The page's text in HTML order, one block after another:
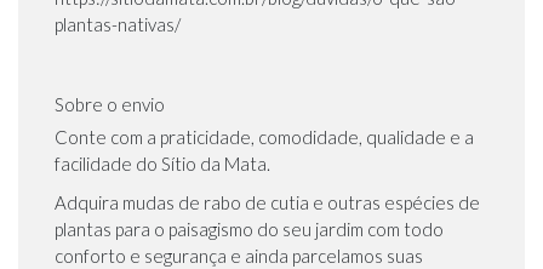
plantas-nativas/
Sobre o envio
Conte com a praticidade, comodidade, qualidade e a
facilidade do Sítio da Mata.
Adquira mudas de rabo de cutia e outras espécies de
plantas para o paisagismo do seu jardim com todo
conforto e segurança e ainda parcelamos suas